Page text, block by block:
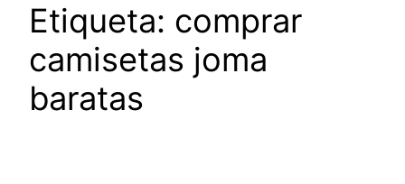
Etiqueta: comprar
camisetas joma
baratas